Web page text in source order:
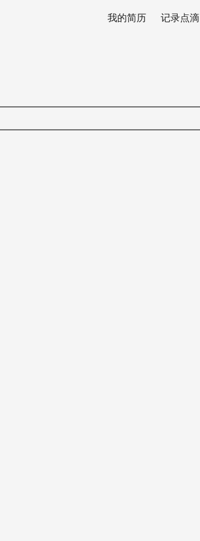
我的简历 记录点滴